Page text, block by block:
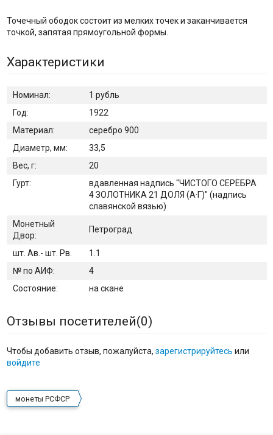
Точечный ободок состоит из мелких точек и заканчивается
точкой, запятая прямоугольной формы.
Характеристики
Номинал:
1 рубль
Год:
1922
Материал:
серебро 900
Диаметр, мм:
33,5
Вес, г:
20
Гурт:
вдавленная надпись "ЧИСТОГО СЕРЕБРА
4 ЗОЛОТНИКА 21 ДОЛЯ (А·Г)" (надпись
славянской вязью)
Монетный
Двор:
Петроград
шт. Ав.- шт. Рв.
1.1
№ по АИФ:
4
Состояние:
на скане
Отзывы посетителей(0)
Чтобы добавить отзыв, пожалуйста, зарегистрируйтесь или
войдите
монеты РСФСР